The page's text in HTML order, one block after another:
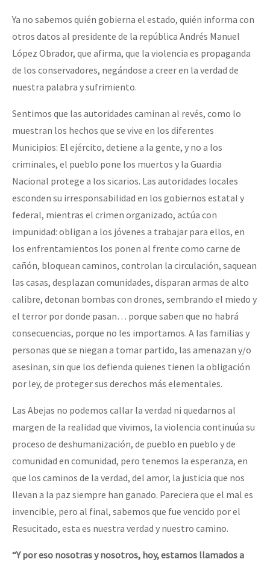
Ya no sabemos quién gobierna el estado, quién informa con
otros datos al presidente de la república Andrés Manuel
López Obrador, que afirma, que la violencia es propaganda
de los conservadores, negándose a creer en la verdad de
nuestra palabra y sufrimiento.
Sentimos que las autoridades caminan al revés, como lo
muestran los hechos que se vive en los diferentes
Municipios: El ejército, detiene a la gente, y no a los
criminales, el pueblo pone los muertos y la Guardia
Nacional protege a los sicarios. Las autoridades locales
esconden su irresponsabilidad en los gobiernos estatal y
federal, mientras el crimen organizado, actúa con
impunidad: obligan a los jóvenes a trabajar para ellos, en
los enfrentamientos los ponen al frente como carne de
cañón, bloquean caminos, controlan la circulación, saquean
las casas, desplazan comunidades, disparan armas de alto
calibre, detonan bombas con drones, sembrando el miedo y
el terror por donde pasan… porque saben que no habrá
consecuencias, porque no les importamos. A las familias y
personas que se niegan a tomar partido, las amenazan y/o
asesinan, sin que los defienda quienes tienen la obligación
por ley, de proteger sus derechos más elementales.
Las Abejas no podemos callar la verdad ni quedarnos al
margen de la realidad que vivimos, la violencia continuúa su
proceso de deshumanización, de pueblo en pueblo y de
comunidad en comunidad, pero tenemos la esperanza, en
que los caminos de la verdad, del amor, la justicia que nos
llevan a la paz siempre han ganado. Pareciera que el mal es
invencible, pero al final, sabemos que fue vencido por el
Resucitado, esta es nuestra verdad y nuestro camino.
“Y por eso nosotras y nosotros, hoy, estamos llamados a